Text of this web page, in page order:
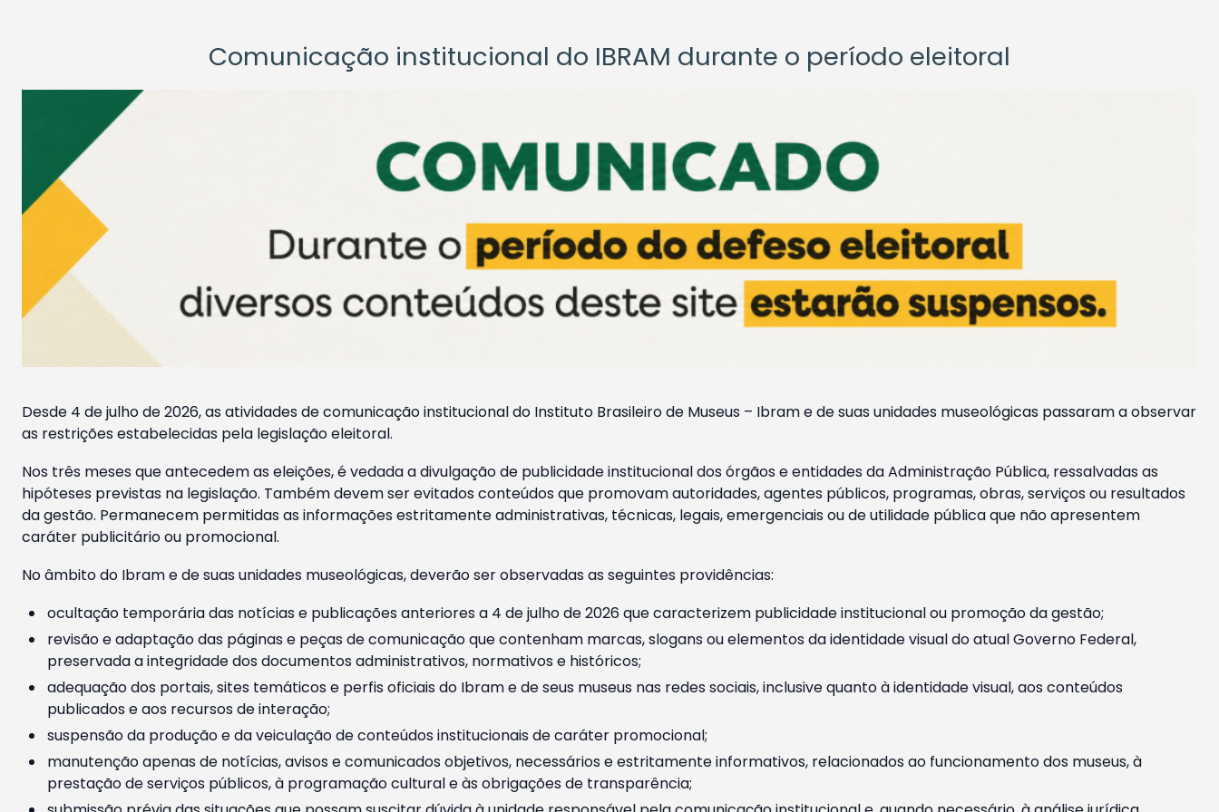
Comunicação institucional do IBRAM durante o período eleitoral
Desde 4 de julho de 2026, as atividades de comunicação institucional do Instituto Brasileiro de Museus – Ibram e de suas unidades museológicas passaram a observar
as restrições estabelecidas pela legislação eleitoral.
Nos três meses que antecedem as eleições, é vedada a divulgação de publicidade institucional dos órgãos e entidades da Administração Pública, ressalvadas as
hipóteses previstas na legislação. Também devem ser evitados conteúdos que promovam autoridades, agentes públicos, programas, obras, serviços ou resultados
da gestão. Permanecem permitidas as informações estritamente administrativas, técnicas, legais, emergenciais ou de utilidade pública que não apresentem
caráter publicitário ou promocional.
No âmbito do Ibram e de suas unidades museológicas, deverão ser observadas as seguintes providências:
ocultação temporária das notícias e publicações anteriores a 4 de julho de 2026 que caracterizem publicidade institucional ou promoção da gestão;
revisão e adaptação das páginas e peças de comunicação que contenham marcas, slogans ou elementos da identidade visual do atual Governo Federal,
preservada a integridade dos documentos administrativos, normativos e históricos;
adequação dos portais, sites temáticos e perfis oficiais do Ibram e de seus museus nas redes sociais, inclusive quanto à identidade visual, aos conteúdos
publicados e aos recursos de interação;
suspensão da produção e da veiculação de conteúdos institucionais de caráter promocional;
manutenção apenas de notícias, avisos e comunicados objetivos, necessários e estritamente informativos, relacionados ao funcionamento dos museus, à
prestação de serviços públicos, à programação cultural e às obrigações de transparência;